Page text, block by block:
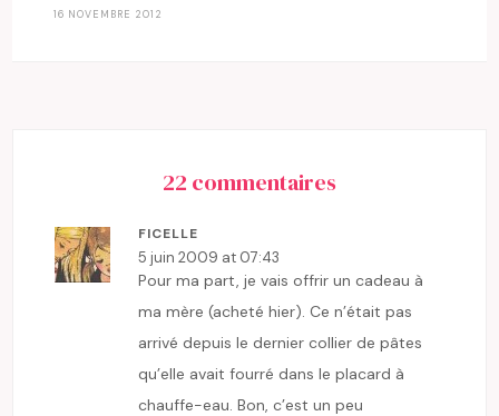
16 NOVEMBRE 2012
22 commentaires
FICELLE
5 juin 2009 at 07:43
Pour ma part, je vais offrir un cadeau à
ma mère (acheté hier). Ce n’était pas
arrivé depuis le dernier collier de pâtes
qu’elle avait fourré dans le placard à
chauffe-eau. Bon, c’est un peu